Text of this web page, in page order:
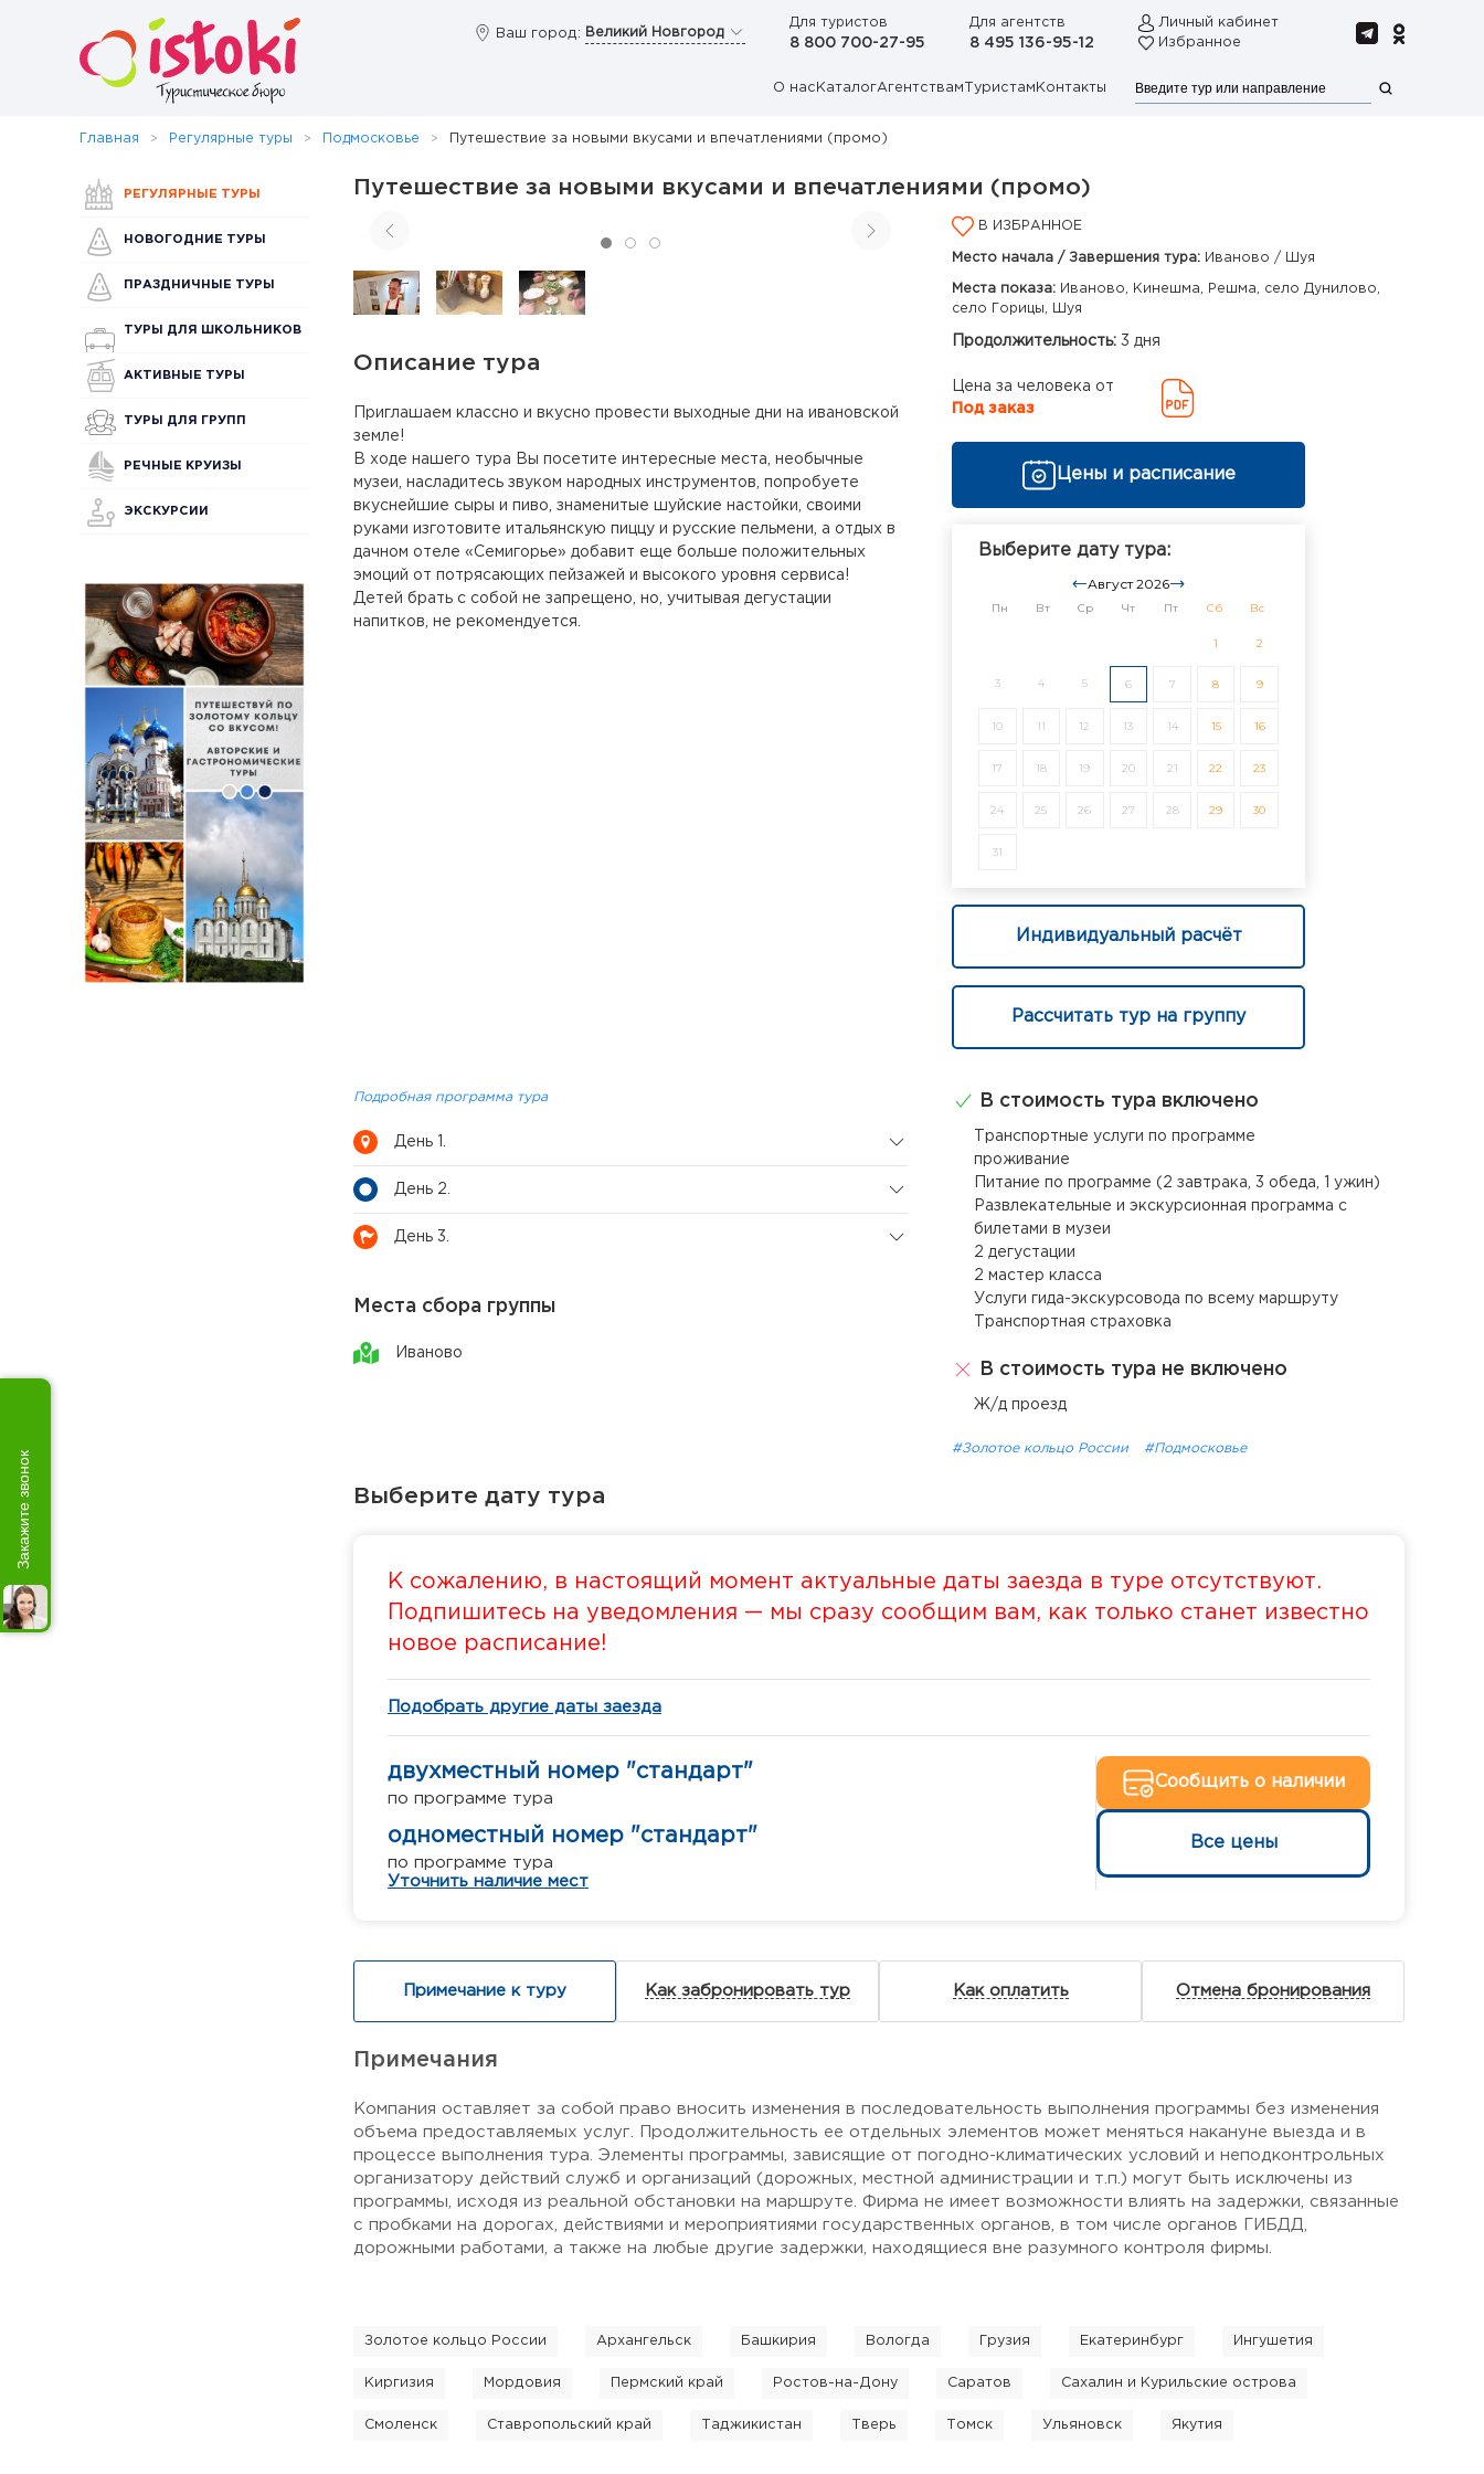
Ваш город: Великий Новгород
Для туристов
8 800 700-27-95
Для агентств
8 495 136-95-12
Личный кабинет
Избранное
О нас КаталогАгентствам Туристам Контакты
Главная Регулярные туры Подмосковье Путешествие за новыми вкусами и впечатлениями (промо)
Путешествие за новыми вкусами и впечатлениями (промо)
Описание тура
Приглашаем классно и вкусно провести выходные дни на ивановской
земле!
В ходе нашего тура Вы посетите интересные места, необычные
музеи, насладитесь звуком народных инструментов, попробуете
вкуснейшие сыры и пиво, знаменитые шуйские настойки, своими
руками изготовите итальянскую пиццу и русские пельмени, а отдых в
дачном отеле «Семигорье» добавит еще больше положительных
эмоций от потрясающих пейзажей и высокого уровня сервиса!
Детей брать с собой не запрещено, но, учитывая дегустации
напитков, не рекомендуется.
В ИЗБРАННОЕ
Место начала / Завершения тура: Иваново / Шуя
Места показа: Иваново, Кинешма, Решма, село Дунилово,
село Горицы, Шуя
Продолжительность: 3 дня
Цена за человека от
Под заказ
Цены и расписание
Выберите дату тура:
Август 2026
Пн Вт Ср Чт Пт Сб Вс
1 2
3 4 5 6 7 8 9
10 11 12 13 14 15 16
17 18 19 20 21 22 23
24 25 26 27 28 29 30
31
Индивидуальный расчёт
Рассчитать тур на группу
Подробная программа тура
День 1.
День 2.
День 3.
Места сбора группы
Иваново
В стоимость тура включено
Транспортные услуги по программе
проживание
Питание по программе (2 завтрака, 3 обеда, 1 ужин)
Развлекательные и экскурсионная программа с
билетами в музеи
2 дегустации
2 мастер класса
Услуги гида-экскурсовода по всему маршруту
Транспортная страховка
В стоимость тура не включено
Ж/д проезд
#Золотое кольцо России #Подмосковье
Выберите дату тура
К сожалению, в настоящий момент актуальные даты заезда в туре отсутствуют.
Подпишитесь на уведомления — мы сразу сообщим вам, как только станет известно
новое расписание!
Подобрать другие даты заезда
двухместный номер "стандарт"
по программе тура
одноместный номер "стандарт"
по программе тура
Уточнить наличие мест
Сообщить о наличии
Все цены
Примечание к туру Как забронировать тур Как оплатить Отмена бронирования
Примечания
Компания оставляет за собой право вносить изменения в последовательность выполнения программы без изменения
объема предоставляемых услуг. Продолжительность ее отдельных элементов может меняться накануне выезда и в
процессе выполнения тура. Элементы программы, зависящие от погодно-климатических условий и неподконтрольных
организатору действий служб и организаций (дорожных, местной администрации и т.п.) могут быть исключены из
программы, исходя из реальной обстановки на маршруте. Фирма не имеет возможности влиять на задержки, связанные
с пробками на дорогах, действиями и мероприятиями государственных органов, в том числе органов ГИБДД,
дорожными работами, а также на любые другие задержки, находящиеся вне разумного контроля фирмы.
Золотое кольцо России Архангельск Башкирия Вологда Грузия Екатеринбург Ингушетия
Киргизия Мордовия Пермский край Ростов-на-Дону Саратов Сахалин и Курильские острова
Смоленск Ставропольский край Таджикистан Тверь Томск Ульяновск Якутия
РЕГУЛЯРНЫЕ ТУРЫ
НОВОГОДНИЕ ТУРЫ
ПРАЗДНИЧНЫЕ ТУРЫ
ТУРЫ ДЛЯ ШКОЛЬНИКОВ
АКТИВНЫЕ ТУРЫ
ТУРЫ ДЛЯ ГРУПП
РЕЧНЫЕ КРУИЗЫ
ЭКСКУРСИИ
Закажите звонок